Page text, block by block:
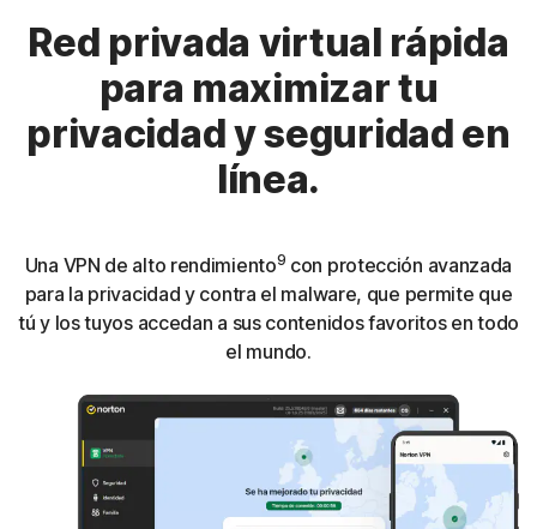
Red privada virtual rápida
para maximizar tu
privacidad y seguridad en
línea.
Una VPN de alto rendimiento9 con protección avanzada
para la privacidad y contra el malware, que permite que
tú y los tuyos accedan a sus contenidos favoritos en todo
el mundo.